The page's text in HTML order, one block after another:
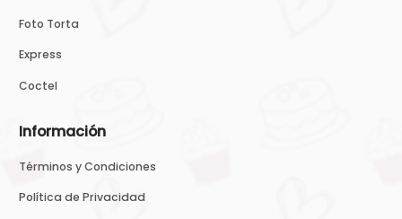
Foto Torta
Express
Coctel
Información
Términos y Condiciones
Política de Privacidad